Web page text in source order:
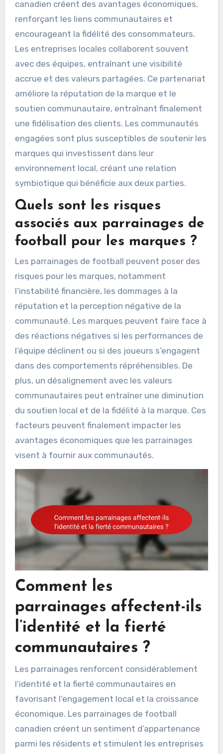
canadien créent des avantages économiques,
renforçant les liens communautaires et
encourageant la fidélité des consommateurs.
Les entreprises locales collaborent souvent
avec des équipes, entraînant une visibilité
accrue et des valeurs partagées. Ce partenariat
améliore la réputation de la marque et le
soutien communautaire, entraînant finalement
une fidélisation des clients. Les communautés
engagées sont plus susceptibles de soutenir les
marques qui investissent dans leur
environnement local, créant une relation
symbiotique qui bénéficie aux deux parties.
Quels sont les risques
associés aux parrainages de
football pour les marques ?
Les parrainages de football peuvent poser des
risques pour les marques, notamment
l’instabilité financière, les dommages à la
réputation et la perception négative de la
communauté. Les marques peuvent faire face à
des réactions négatives si les performances de
l’équipe déclinent ou si des joueurs s’engagent
dans des comportements répréhensibles. De
plus, un désalignement avec les valeurs
communautaires peut entraîner une diminution
du soutien local et de la fidélité à la marque. Ces
facteurs peuvent finalement impacter les
avantages économiques que les parrainages
visent à fournir aux communautés.
Comment les
parrainages affectent-ils
l’identité et la fierté
communautaires ?
Les parrainages renforcent considérablement
l’identité et la fierté communautaires en
favorisant l’engagement local et la croissance
économique. Les parrainages de football
canadien créent un sentiment d’appartenance
parmi les résidents et stimulent les entreprises